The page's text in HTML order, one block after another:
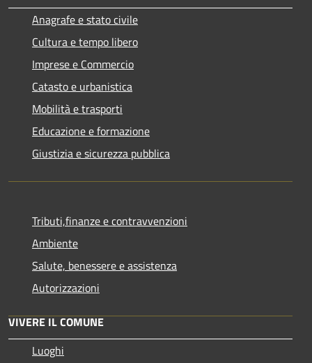
Anagrafe e stato civile
Cultura e tempo libero
Imprese e Commercio
Catasto e urbanistica
Mobilità e trasporti
Educazione e formazione
Giustizia e sicurezza pubblica
Tributi,finanze e contravvenzioni
Ambiente
Salute, benessere e assistenza
Autorizzazioni
VIVERE IL COMUNE
Luoghi